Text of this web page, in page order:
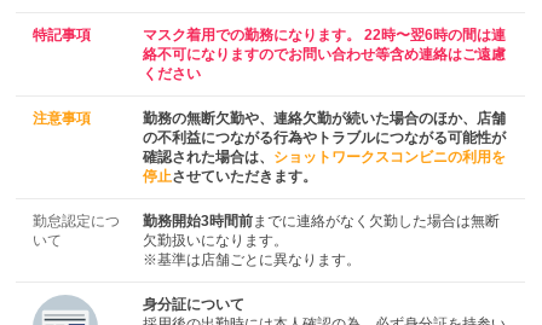
特記事項
マスク着用での勤務になります。 22時〜翌6時の間は連
絡不可になりますのでお問い合わせ等含め連絡はご遠慮
ください
注意事項
勤務の無断欠勤や、連絡欠勤が続いた場合のほか、店舗
の不利益につながる行為やトラブルにつながる可能性が
確認された場合は、 ショットワークスコンビニの利用を
停止させていただきます。
勤怠認定につ
いて
勤務開始3時間前までに連絡がなく欠勤した場合は無断
欠勤扱いになります。
※基準は店舗ごとに異なります。
身分証について